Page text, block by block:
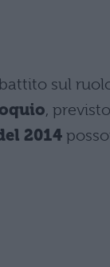
sul
,
2014